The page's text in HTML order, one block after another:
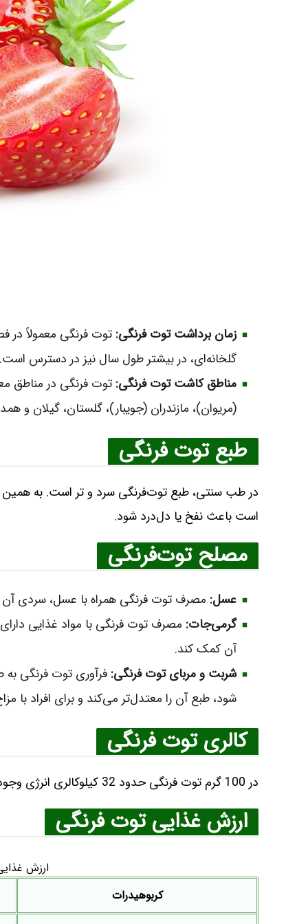
زمان برداشت توت فرنگی: توت فرنگی معمولاً در
گلخانه‌ای، در بیشتر طول سال نیز در دسترس است.
مناطق کاشت توت فرنگی: توت فرنگی در مناطق
(مریوان)، مازندران (جویبار)، گلستان، گیلان
طبع توت فرنگی
در طب سنتی، طبع توت‌فرنگی سرد و تر است. به همین
است باعث نفخ یا دل‌درد شود.
مصلح‌ توت‌فرنگی
عسل: مصرف توت فرنگی همراه با عسل، سردی
گرمی‌جات: مصرف توت فرنگی با مواد غذایی
آن کمک کند.
شربت و مربای توت فرنگی: فرآوری توت فرنگی
شود، طبع آن را معتدل‌تر می‌کند و برای افراد با
کالری توت فرنگی
در 100 گرم توت فرنگی حدود 32 کیلوکالری انرژی وجود دارد.
ارزش غذایی توت فرنگی
ارزش غذایی
کربوهیدرات